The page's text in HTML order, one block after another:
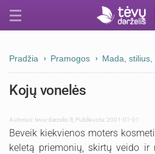
Pradžia Pramogos Mada,
Kojų vonelės
Autorius:tevu-darzelis.lt Publikuota: 2001-01-01
Beveik kiekvienos moters
keletą priemonių, skirtų veido ir